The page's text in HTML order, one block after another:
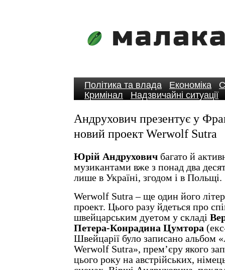
Політика та влада Економіка
Кримінал
Надзвичайні ситуації
Андрухович презентує у
новий проект Werwolf Sutra
Юрій Андрухович багато й
музикантами вже з понад два
лише в Україні, згодом і в Польщі.
Werwolf Sutra – ще один його
проект. Цього разу йдеться про
швейцарським дуетом у складі
Петера-Конрадина Цумтора
Швейцарії було записано альбом
Werwolf Sutra», прем’єру якого
цього року на австрійських,